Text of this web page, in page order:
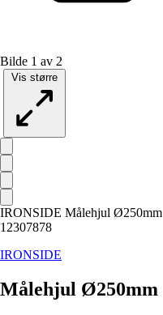
Bilde 1 av 2
Vis større
IRONSIDE Målehjul Ø250mm
12307878
IRONSIDE
Målehjul Ø250mm